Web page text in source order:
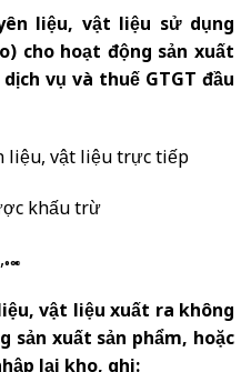
liệu, vật liệu sử dụng
cho hoạt động sản xuất
vụ và thuế GTGT đầu
liệu, vật liệu trực tiếp
khấu trừ
vật liệu xuất ra không
xuất sản phẩm, hoặc